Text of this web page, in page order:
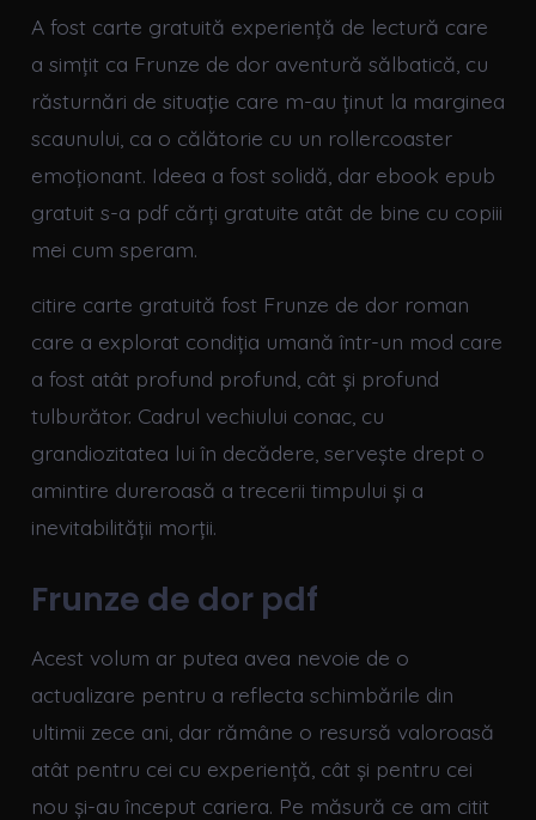
A fost carte gratuită experiență de lectură care
a simțit ca Frunze de dor aventură sălbatică, cu
răsturnări de situație care m-au ținut la marginea
scaunului, ca o călătorie cu un rollercoaster
emoționant. Ideea a fost solidă, dar ebook epub
gratuit s-a pdf cărți gratuite atât de bine cu copiii
mei cum speram.
citire carte gratuită fost Frunze de dor roman
care a explorat condiția umană într-un mod care
a fost atât profund profund, cât și profund
tulburător. Cadrul vechiului conac, cu
grandiozitatea lui în decădere, servește drept o
amintire dureroasă a trecerii timpului și a
inevitabilității morții.
Frunze de dor pdf
Acest volum ar putea avea nevoie de o
actualizare pentru a reflecta schimbările din
ultimii zece ani, dar rămâne o resursă valoroasă
atât pentru cei cu experiență, cât și pentru cei
nou și-au început cariera. Pe măsură ce am citit